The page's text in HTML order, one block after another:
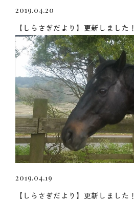
2019.04.20
【しらさぎだより】更新しました！
2019.04.19
【しらさぎだより】更新しました！